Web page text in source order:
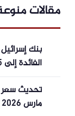
مقالات
بنك
الفائدة إلى 3.75%
مارس 2026 في البنوك المحلية